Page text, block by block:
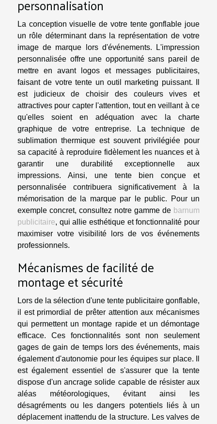
personnalisation
La conception visuelle de votre tente gonflable joue
un rôle déterminant dans la représentation de votre
image de marque lors d'événements. L'impression
personnalisée offre une opportunité sans pareil de
mettre en avant logos et messages publicitaires,
faisant de votre tente un outil marketing puissant. Il
est judicieux de choisir des couleurs vives et
attractives pour capter l'attention, tout en veillant à ce
qu'elles soient en adéquation avec la charte
graphique de votre entreprise. La technique de
sublimation thermique est souvent privilégiée pour
sa capacité à reproduire fidèlement les nuances et à
garantir une durabilité exceptionnelle aux
impressions. Ainsi, une tente bien conçue et
personnalisée contribuera significativement à la
mémorisation de la marque par le public. Pour un
exemple concret, consultez notre gamme de barnum
publicitaire, qui allie esthétique et fonctionnalité pour
maximiser votre visibilité lors de vos événements
professionnels.
Mécanismes de facilité de
montage et sécurité
Lors de la sélection d'une tente publicitaire gonflable,
il est primordial de prêter attention aux mécanismes
qui permettent un montage rapide et un démontage
efficace. Ces fonctionnalités sont non seulement
gages de gain de temps lors des événements, mais
également d'autonomie pour les équipes sur place. Il
est également essentiel de s'assurer que la tente
dispose d'un ancrage solide capable de résister aux
aléas météorologiques, évitant ainsi les
désagréments ou les dangers potentiels liés à un
déplacement inattendu de la structure. Les valves de